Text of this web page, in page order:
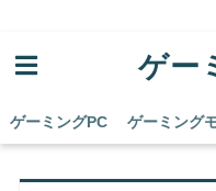
ゲー
ゲーミングPC ゲーミング